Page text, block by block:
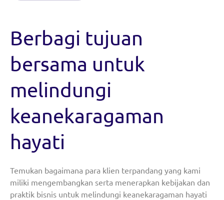
Berbagi tujuan
bersama untuk
melindungi
keanekaragaman
hayati
Temukan bagaimana para klien terpandang yang kami
miliki mengembangkan serta menerapkan kebijakan dan
praktik bisnis untuk melindungi keanekaragaman hayati